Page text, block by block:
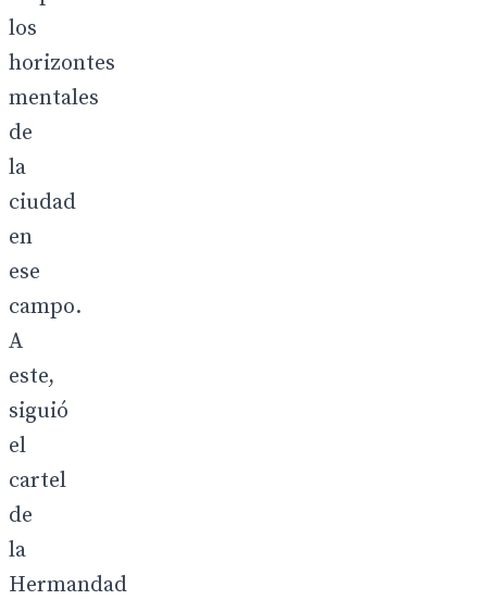
los
horizontes
mentales
de
la
ciudad
en
ese
campo.
A
este,
siguió
el
cartel
de
la
Hermandad